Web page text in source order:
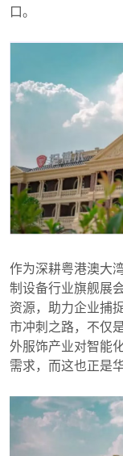
口。
作为深耕粤港澳大
制设备行业旗舰展
资源，助力企业捕
市冲刺之路，不仅
外服饰产业对智能
需求，而这也正是